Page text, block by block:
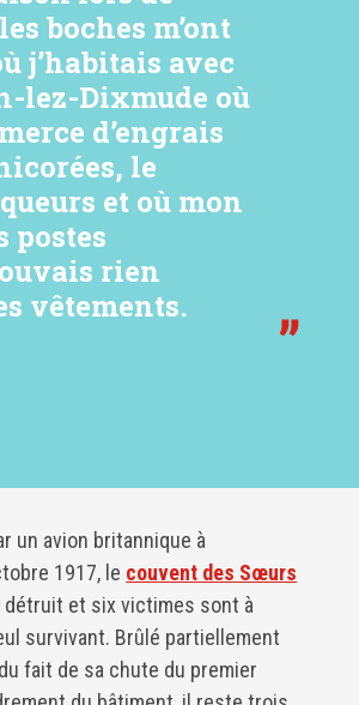
boches m’ont
j’habitais avec
lez-Dixmude où
d’engrais
le
et où mon
postes
rien
vêtements.
un avion britannique à
1917, le couvent des Sœurs
détruit et six victimes sont à
survivant. Brûlé partiellement
fait de sa chute du premier